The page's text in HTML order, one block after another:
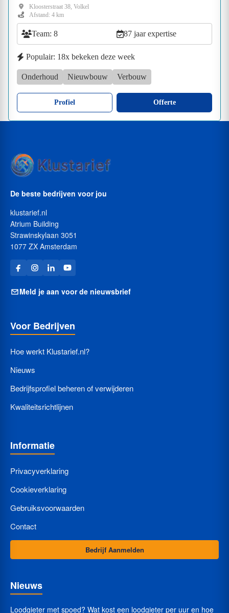
Kloosterstraat 38, Volkel
Afstand: 4 km
Team: 8 87 jaar expertise
Populair: 18x bekeken deze week
Onderhoud Nieuwbouw Verbouw
Profiel Offerte
De beste bedrijven voor jou
klustarief.nl
Atrium Building
Strawinskylaan 3051
1077 ZX Amsterdam
Meld je aan voor de nieuwsbrief
Voor Bedrijven
Hoe werkt Klustarief.nl?
Nieuws
Bedrijfsprofiel beheren of verwijderen
Kwaliteitsrichtlijnen
Informatie
Privacyverklaring
Cookieverklaring
Gebruiksvoorwaarden
Contact
Bedrijf Aanmelden
Nieuws
Loodgieter met spoed? Wat kost een loodgieter per uur en hoe